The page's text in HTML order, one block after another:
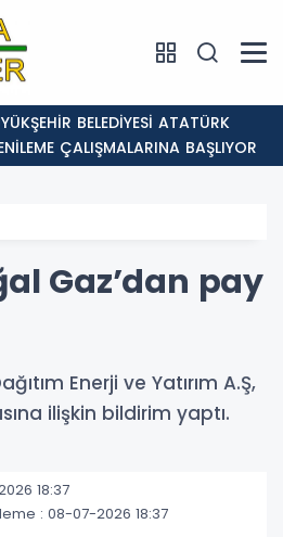
ÇALIŞMALARINA BAŞLIYOR
Gaz’dan pay
Enerji ve Yatırım A.Ş,
ilişkin bildirim yaptı.
18:37
: 08-07-2026 18:37